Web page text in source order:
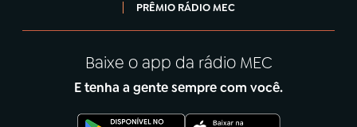
PRÊMIO RÁDIO MEC
Baixe o app da rádio MEC
E tenha a gente sempre com você.